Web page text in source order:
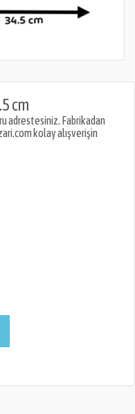
cm
adrestesiniz. Fabrikadan
kolay alışverişin